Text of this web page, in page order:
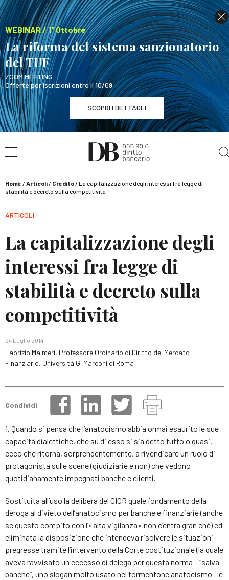
WEBINAR / 1° Ottobre
La riforma del sistema sanzionatorio
del TUF
ZOOM MEETING
Offerte per iscrizioni entro il 10/09
SCOPRI I DETTAGLI
WEBINAR / 1° Ottobre
La riforma del sistema sanzionatorio del TUF
Home /Articoli/ Credito/La capitalizzazione degli interessi fra legge di
stabilità e decreto sulla competitività
ARTICOLI
La capitalizzazione degli
interessi fra legge di
stabilità e decreto sulla
competitività
24 Luglio 2014
Fabrizio Maimeri, Professore Ordinario di Diritto del Mercato
Finanziario, Università G. Marconi di Roma
Condividi
1. Quando si pensa che l’anatocismo abbia ormai esaurito le sue
capacità dialettiche, che su di esso si sia detto tutto o quasi,
ecco che ritorna, sorprendentemente, a rivendicare un ruolo di
protagonista sulle scene (giudiziarie e non) che vedono
quotidianamente impegnati banche e clienti.
Sostituita all’uso la delibera del CICR quale fondamento della
deroga al divieto dell’anatocismo per banche e finanziarie (anche
se questo compito con l’«alta vigilanza» non c’entra gran ché) ed
eliminata la disposizione che intendeva risolvere le situazioni
pregresse tramite l’intervento della Corte costituzionale (la quale
aveva ravvisato un eccesso di delega per questa norma – “salva-
banche”, uno slogan molto usato nel tormentone anatocismo – e